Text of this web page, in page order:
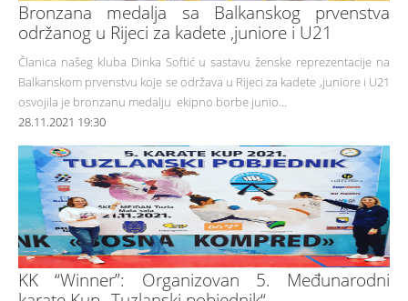
Bronzana medalja sa Balkanskog prvenstva
održanog u Rijeci za kadete ,juniore i U21
Članica našeg kluba Dinka Softić u sastavu ženske reprezentacije na
Balkanskom prvenstvu koje se održava u Rijeci za kadete ,juniore i U21
osvojila je bronzanu medalju ekipno borbe junio...
28.11.2021 19:30
KK “Winner”: Organizovan 5. Međunarodni